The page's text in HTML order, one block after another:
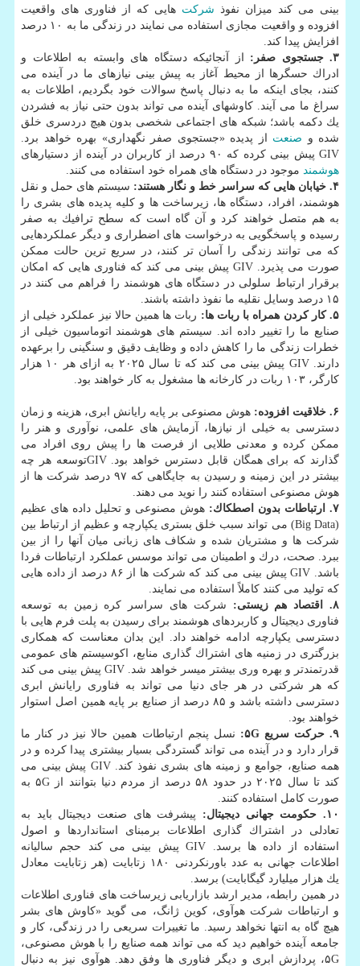
بینی می كند میزان نفوذ شركت هایی كه از فناوری های واقعیت
افزوده و واقعیت مجازی استفاده می نمایند در زندگی ما به ۱۰ درصد
افزایش پیدا كند.
۳. جستجوی صفر:
از آنجائیكه دستگاه های وابسته به اطلاعات و
ادراك حسگرها از محیط آغاز به پیش بینی نیازهای ما در آینده می
كنند، بجای اینكه ما به دنبال پاسخ سوالات خود بگردیم، اطلاعات به
سراغ ما می آیند. كاوشهای آینده می تواند بدون حتی نیاز به فشردن
یك دكمه باشد؛ شبكه های اجتماعی شخصی بدون هیچ دردسری خلق
شده و صنعت از پدیده «جستجوی صفر نگهداری» بهره خواهد برد.
GIV پیش بینی كرده كه ۹۰ درصد از كاربران در آینده از دستیارهای
هوشمند موجود در دستگاه های همراه خود استفاده می كنند.
۴. خیابان هایی كه سراسر خط و نگار هستند:
سیستم های حمل و نقل
هوشمند، افراد، دستگاه ها، زیرساخت ها و كلیه پدیده های بشری را
به هم متصل خواهند كرد و آن گاه است كه سطح ترافیك به صفر
رسیده و پاسخگویی به درخواست های اضطراری و دیگر عملكردهایی
كه می توانند زندگی را آسان تر كنند، در سریع ترین حالت ممكن
صورت می پذیرد. GIV پیش بینی می كند كه فناوری هایی كه امكان
برقرار ارتباط سلولی در دستگاه های هوشمند را فراهم می كنند در
۱۵ درصد وسایل نقلیه ما نفوذ داشته باشند.
۵. كار كردن همراه با ربات ها:
ربات ها همین حالا نیز عملكرد خیلی از
صنایع ما را تغییر داده اند. سیستم های هوشمند اتوماسیون خیلی از
خطرات زندگی ما را كاهش داده و وظایف دقیق و سنگینی را برعهده
دارند. GIV پیش بینی می كند كه تا سال ۲۰۲۵ به ازای هر ۱۰ هزار
كارگر، ۱۰۳ ربات در كارخانه ها مشغول به كار خواهند بود.
۶. خلاقیت افزوده:
هوش مصنوعی بر پایه رایانش ابری، هزینه و زمان
دسترسی به خیلی از نیازها، آزمایش های علمی، نوآوری و هنر را
ممكن كرده و معدنی طلایی از فرصت ها را پیش روی افراد می
گذارند كه برای همگان قابل دسترس خواهد بود. GIVتوسعه هر چه
بیشتر در این زمینه و رسیدن به جایگاهی كه ۹۷ درصد شركت ها از
هوش مصنوعی استفاده كنند را نوید می دهند.
۷. ارتباطات بدون اصطكاك:
هوش مصنوعی و تحلیل داده های عظیم
(Big Data) می ‎تواند سبب خلق بستری یكپارچه و عظیم از ارتباط بین
شركت ها و مشتریان شده و شكاف های زبانی میان آنها را از بین
ببرد. صحت، درك و اطمینان می تواند موسس عملكرد ارتباطات فردا
باشد. GIV پیش بینی می كند كه شركت ها از ۸۶ درصد از داده هایی
كه تولید می كنند كاملاً استفاده می نمایند.
۸. اقتصاد هم زیستی:
شركت های سراسر كره زمین به توسعه
فناوری دیجیتال و كاربردهای هوشمند برای رسیدن به پلت فرم هایی با
دسترسی یكپارچه ادامه خواهند داد. این بدان معناست كه همكاری
بزرگتری در زمنیه های اشتراك گذاری منابع، اكوسیستم های عمومی
قدرتمندتر و بهره ‎وری بیشتر میسر خواهد شد. GIV پیش بینی می كند
كه هر شركتی در هر جای دنیا می تواند به فناوری رایانش ابری
دسترسی داشته باشد و ۸۵ درصد از صنایع بر پایه همین اصل استوار
خواهند بود.
۹. حركت سریع
۵G: نسل پنجم ارتباطات همین حالا نیز در كنار ما
قرار دارد و در آینده می تواند گستردگی بسیار بیشتری پیدا كرده و در
همه صنایع، جوامع و زمینه های بشری نفوذ كند. GIV پیش بینی می
كند تا سال ۲۰۲۵ در حدود ۵۸ درصد از مردم دنیا بتوانند از ۵G به
صورت كامل استفاده كنند.
۱۰. حكومت جهانی دیجیتال:
پیشرفت های صنعت دیجیتال باید به
تعادلی در اشتراك گذاری اطلاعات برمبنای استانداردها و اصول
استفاده از داده ها برسد. GIV پیش بینی می كند حجم سالیانه
اطلاعات جهانی به عدد باورنكردنی ۱۸۰ زتابایت (هر زتابایت معادل
یك هزار میلیارد گیگابایت) برسد.
در همین رابطه، مدیر ارشد بازاریابی زیرساخت های فناوری اطلاعات
و ارتباطات شركت هوآوی، كوین ژانگ، می گوید «كاوش های بشر
هیچ گاه به انتها نخواهد رسید. ما تغییرات سریعی را در زندگی، كار و
جامعه آینده خواهیم دید كه می تواند همه صنایع را با هوش مصنوعی،
۵G، پردازش ابری و دیگر فناوری ها وفق دهد. هوآوی نیز به دنبال